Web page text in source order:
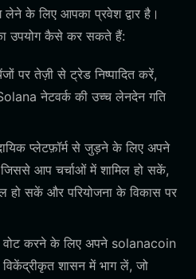
लेने के लिए आपका प्रवेश द्वार है।
उपयोग कैसे कर सकते हैं:
पर तेज़ी से ट्रेड निष्पादित करें,
नेटवर्क की उच्च लेनदेन गति
प्लेटफ़ॉर्म से जुड़ने के लिए अपने
आप चर्चाओं में शामिल हो सकें,
हो सकें और परियोजना के विकास पर
वोट करने के लिए अपने solanacoin
शासन में भाग लें, जो